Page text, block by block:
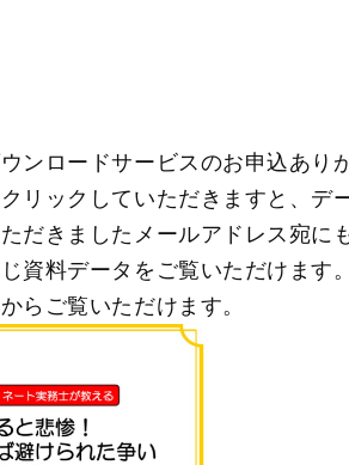
ンロードサービスのお申込あり
リックしていただきますと、 デ
だきましたメールアドレス宛に
資料データをご覧いただけます
らご覧いただけます。